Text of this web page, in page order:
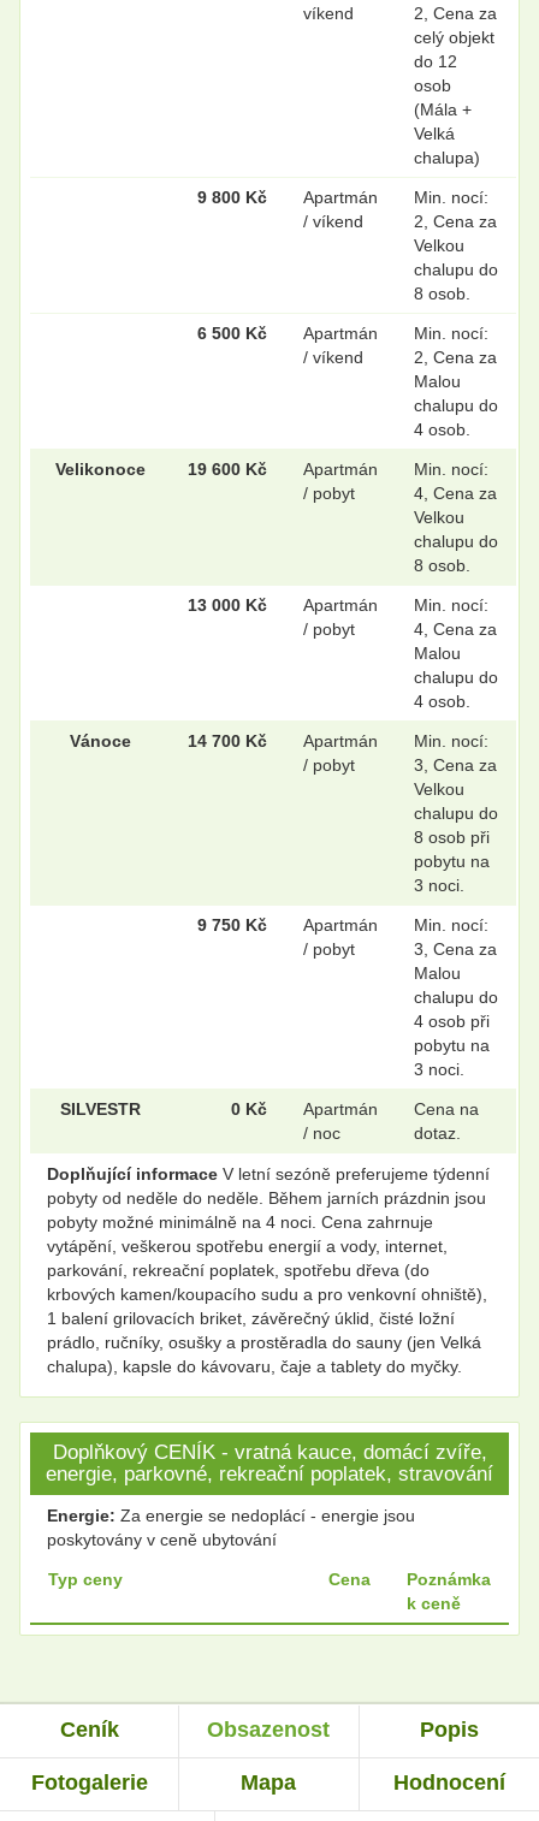
víkend
2, Cena za
celý objekt
do 12
osob
(Mála +
Velká
chalupa)
9 800 Kč
Apartmán
/ víkend
Min. nocí:
2, Cena za
Velkou
chalupu do
8 osob.
6 500 Kč
Apartmán
/ víkend
Min. nocí:
2, Cena za
Malou
chalupu do
4 osob.
Velikonoce 19 600 Kč
Apartmán
/ pobyt
Min. nocí:
4, Cena za
Velkou
chalupu do
8 osob.
13 000 Kč
Apartmán
/ pobyt
Min. nocí:
4, Cena za
Malou
chalupu do
4 osob.
Vánoce 14 700 Kč
Apartmán
/ pobyt
Min. nocí:
3, Cena za
Velkou
chalupu do
8 osob při
pobytu na
3 noci.
9 750 Kč
Apartmán
/ pobyt
Min. nocí:
3, Cena za
Malou
chalupu do
4 osob při
pobytu na
3 noci.
SILVESTR 0 Kč
Apartmán
/ noc
Cena na
dotaz.
Doplňující informace V letní sezóně preferujeme týdenní
pobyty od neděle do neděle. Během jarních prázdnin jsou
pobyty možné minimálně na 4 noci. Cena zahrnuje
vytápění, veškerou spotřebu energií a vody, internet,
parkování, rekreační poplatek, spotřebu dřeva (do
krbových kamen/koupacího sudu a pro venkovní ohniště),
1 balení grilovacích briket, závěrečný úklid, čisté ložní
prádlo, ručníky, osušky a prostěradla do sauny (jen Velká
chalupa), kapsle do kávovaru, čaje a tablety do myčky.
Doplňkový CENÍK - vratná kauce, domácí zvíře,
energie, parkovné, rekreační poplatek, stravování
Energie: Za energie se nedoplácí - energie jsou
poskytovány v ceně ubytování
Typ ceny Cena
Poznámka
k ceně
Ceník Obsazenost Popis
Fotogalerie Mapa Hodnocení